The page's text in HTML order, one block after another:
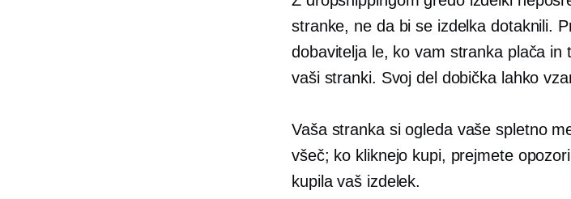
stranke, ne da bi se izdelka dotaknili.
dobavitelja le, ko vam stranka plača in
vaši stranki. Svoj del dobička lahko
Vaša stranka si ogleda vaše spletno
všeč; ko kliknejo kupi, prejmete
kupila vaš izdelek.